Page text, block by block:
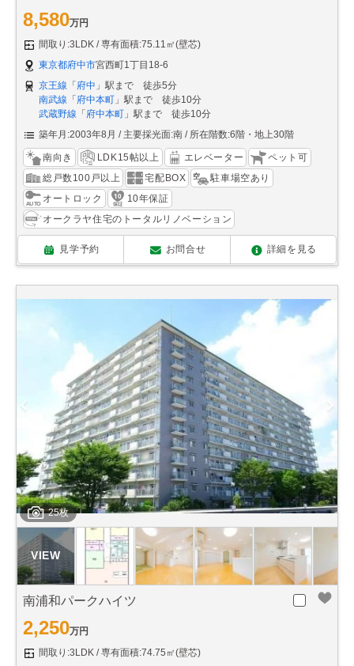
8,580万円
間取り:3LDK
専有面積:75.11㎡(壁芯)
東京都府中市宮西町1丁目18-6
京王線 「 府中 」駅まで 徒歩5分
南武線 「 府中本町 」駅まで 徒歩10分
武蔵野線 「 府中本町 」駅まで 徒歩10分
築年月:2003年8月
主要採光面:南 所在階数:6階・地上30階
南向き LDK15帖以上 エレベーター
ペット可
総戸数100戸以上
宅配BOX
駐車場空あり
オートロック
10年保証
オークラヤ住宅のトータルリノベーション
見学予約 お問合せ 詳細を見る
25枚
南浦和パークハイツ
2,250万円
間取り:3LDK
専有面積:74.75㎡(壁芯)